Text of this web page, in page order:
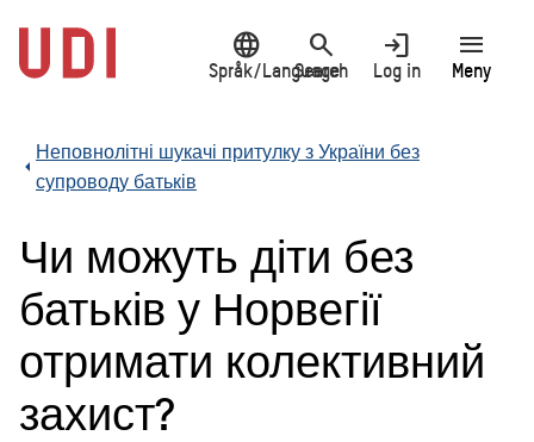
main
content
language
Språk/Language
search
Search
login
Log in
menu
Meny
Неповнолітні шукачі притулку з України без
супроводу батьків
Чи можуть діти без
батьків у Норвегії
отримати колективний
захист?